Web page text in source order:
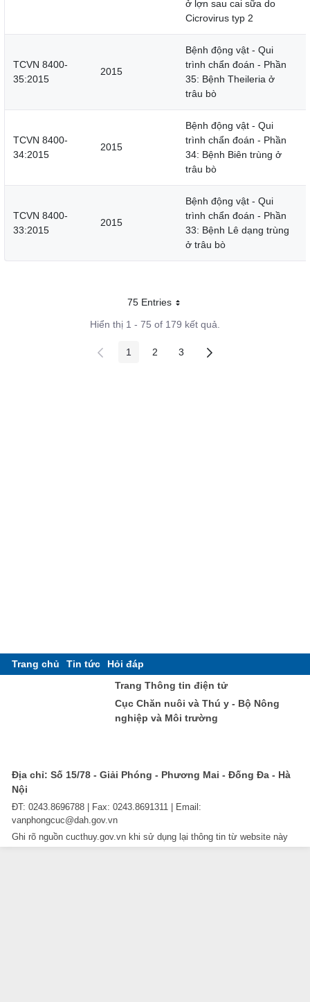
ở lợn sau cai sữa do
Cicrovirus typ 2
TCVN 8400-
35:2015
2015
Bệnh động vật - Qui
trình chẩn đoán - Phần
35: Bệnh Theileria ở
trâu bò
TCVN 8400-
34:2015
2015
Bệnh động vật - Qui
trình chẩn đoán - Phần
34: Bệnh Biên trùng ở
trâu bò
TCVN 8400-
33:2015
2015
Bệnh động vật - Qui
trình chẩn đoán - Phần
33: Bệnh Lê dạng trùng
ở trâu bò
75 EntriesMỗi trang
Hiển thị 1 - 75 of 179 kết quả.
Các trang trên cổng
1 Các trang trên cổng
2 Các trang trên cổng
3
Trang chủ Tin tức
Hỏi đáp
Trang Thông tin điện tử
Cục Chăn nuôi và Thú y - Bộ Nông
nghiệp và Môi trường
Địa chỉ: Số 15/78 - Giải Phóng - Phương Mai - Đống Đa - Hà
Nội
ĐT: 0243.8696788 | Fax: 0243.8691311 | Email:
vanphongcuc@dah.gov.vn
Ghi rõ nguồn cucthuy.gov.vn khi sử dụng lại thông tin từ website này